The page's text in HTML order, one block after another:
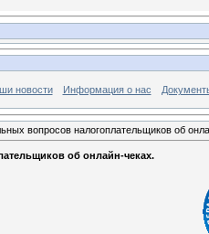
новости Информация о нас
вопросов налогоплательщиков об
об онлайн-чеках.